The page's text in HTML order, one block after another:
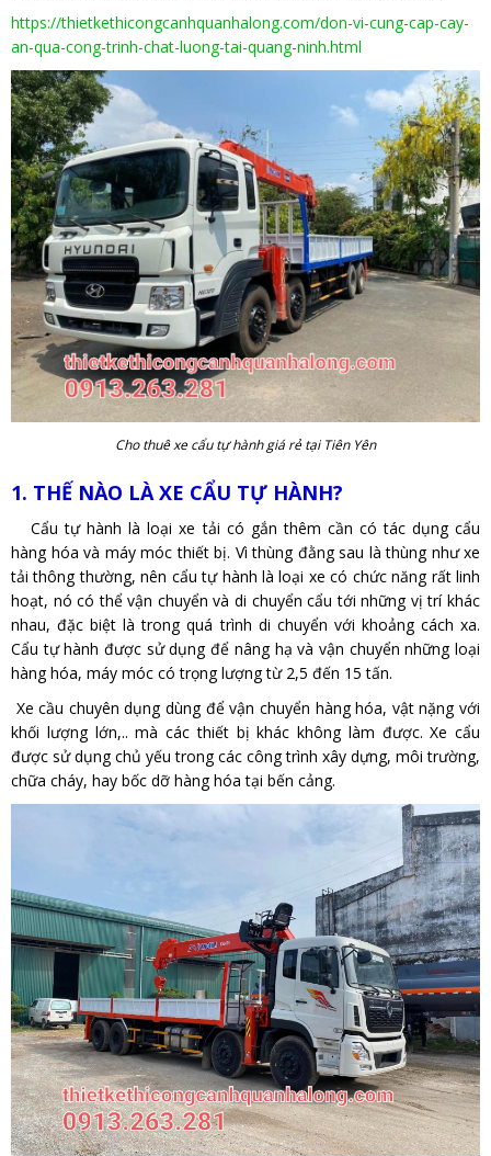
https://thietkethicongcanhquanhalong.com/don-vi-cung-cap-cay-
an-qua-cong-trinh-chat-luong-tai-quang-ninh.html
Cho thuê xe cẩu tự hành giá rẻ tại Tiên Yên
1. THẾ NÀO LÀ XE CẨU TỰ HÀNH?
Cẩu tự hành là loại xe tải có gắn thêm cần có tác dụng cẩu
hàng hóa và máy móc thiết bị. Vì thùng đằng sau là thùng như xe
tải thông thường, nên cẩu tự hành là loại xe có chức năng rất linh
hoạt, nó có thể vận chuyển và di chuyển cẩu tới những vị trí khác
nhau, đặc biệt là trong quá trình di chuyển với khoảng cách xa.
Cẩu tự hành được sử dụng để nâng hạ và vận chuyển những loại
hàng hóa, máy móc có trọng lượng từ 2,5 đến 15 tấn.
Xe cầu chuyên dụng dùng để vận chuyển hàng hóa, vật nặng với
khối lượng lớn,.. mà các thiết bị khác không làm được. Xe cẩu
được sử dụng chủ yếu trong các công trình xây dựng, môi trường,
chữa cháy, hay bốc dỡ hàng hóa tại bến cảng.